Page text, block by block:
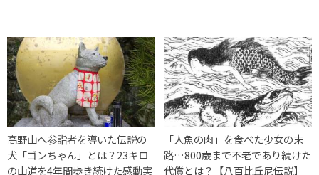
高野山へ参詣者を導いた伝説の
犬「ゴンちゃん」とは？23キロ
の山道を4年間歩き続けた感動実
「人魚の肉」を食べた少女の末
路…800歳まで不老であり続けた
代償とは？【八百比丘尼伝説】